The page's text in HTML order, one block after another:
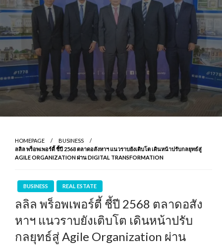
HOMEPAGE
BUSINESS
ลลิล พร็อพเพอร์ตี้ ชี้ปี 2568 ตลาดอสังหาฯ แนวราบยังเติบโต เดินหน้าปรับกลยุทธ์สู่
AGILE ORGANIZATION ผ่าน DIGITAL TRANSFORMATION
BUSINESS REAL ESTATE
ลลิล พร็อพเพอร์ตี้ ชี้ปี 2568 ตลาดอสัง
หาฯ แนวราบยังเติบโต เดินหน้าปรับ
กลยุทธ์สู่ Agile Organization ผ่าน